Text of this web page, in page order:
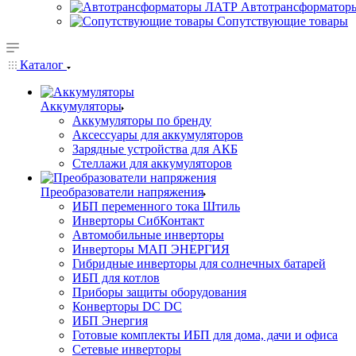
Сопутствующие товары
Каталог
Аккумуляторы
Аккумуляторы по бренду
Аксессуары для аккумуляторов
Зарядные устройства для АКБ
Стеллажи для аккумуляторов
Преобразователи напряжения
ИБП переменного тока Штиль
Инверторы СибКонтакт
Автомобильные инверторы
Инверторы МАП ЭНЕРГИЯ
Гибридные инверторы для солнечных батарей
ИБП для котлов
Приборы защиты оборудования
Конверторы DC DC
ИБП Энергия
Готовые комплекты ИБП для дома, дачи и офиса
Сетевые инверторы